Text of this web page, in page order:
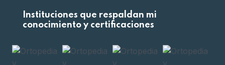
Clínica de Traumatología en Irapuato
Doctor Traumatólogo en Irapuato
Instituciones que respaldan mi
conocimiento y certificaciones